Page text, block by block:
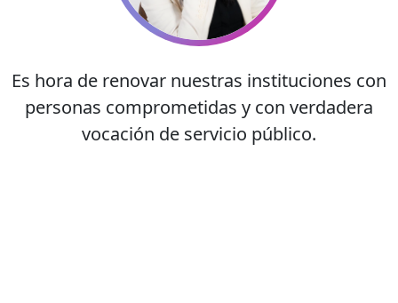
Es hora de renovar nuestras instituciones con
personas comprometidas y con verdadera
vocación de servicio público.